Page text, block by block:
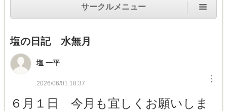
サークルメニュー
塩の日記 水無月
塩 一平
2026/06/01 18:37 ︙
６月１日 今月も宜しくお願いしま